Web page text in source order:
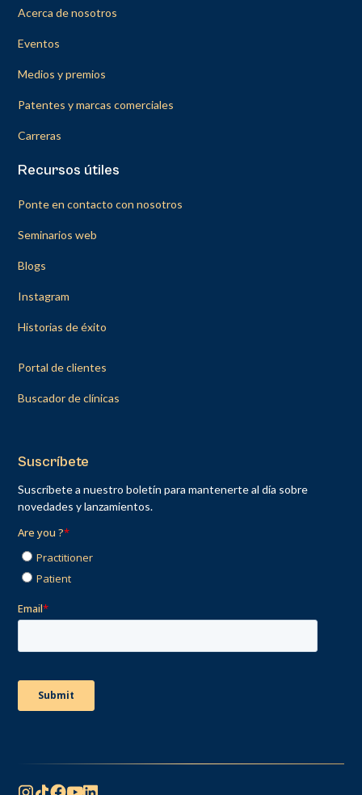
Acerca de nosotros
Eventos
Medios y premios
Patentes y marcas comerciales
Carreras
Recursos útiles
Ponte en contacto con nosotros
Seminarios web
Blogs
Instagram
Historias de éxito
Portal de clientes
Buscador de clínicas
Suscríbete
Suscríbete a nuestro boletín para mantenerte al día sobre
novedades y lanzamientos.